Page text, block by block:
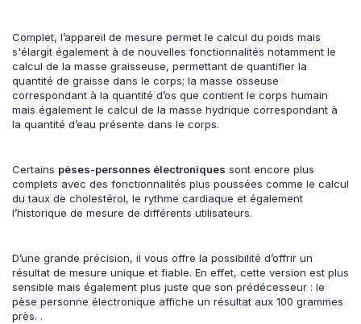
Complet, l’appareil de mesure permet le calcul du poids mais
s'élargit également à de nouvelles fonctionnalités notamment le
calcul de la masse graisseuse, permettant de quantifier la
quantité de graisse dans le corps; la masse osseuse
correspondant à la quantité d’os que contient le corps humain
mais également le calcul de la masse hydrique correspondant à
la quantité d’eau présente dans le corps.
Certains pèses-personnes électroniques sont encore plus
complets avec des fonctionnalités plus poussées comme le calcul
du taux de cholestérol, le rythme cardiaque et également
l’historique de mesure de différents utilisateurs.
D’une grande précision, il vous offre la possibilité d’offrir un
résultat de mesure unique et fiable. En effet, cette version est plus
sensible mais également plus juste que son prédécesseur : le
pèse personne électronique affiche un résultat aux 100 grammes
près. .